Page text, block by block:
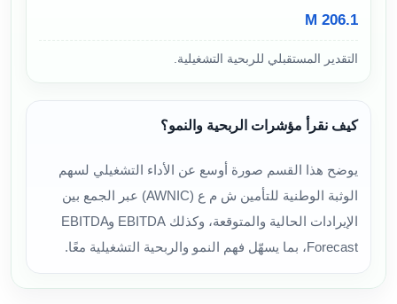
206.1 M
التقدير المستقبلي للربحية التشغيلية.
كيف نقرأ مؤشرات الربحية والنمو؟
يوضح هذا القسم صورة أوسع عن الأداء التشغيلي لسهم
الوثبة الوطنية للتأمين ش م ع (AWNIC) عبر الجمع بين
الإيرادات الحالية والمتوقعة، وكذلك EBITDA وEBITDA
Forecast، بما يسهّل فهم النمو والربحية التشغيلية معًا.